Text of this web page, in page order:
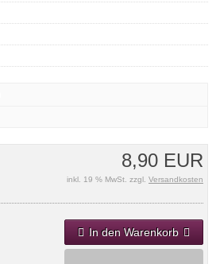
8,90 EUR
inkl. 19 % MwSt. zzgl. Versandkosten
In den Warenkorb